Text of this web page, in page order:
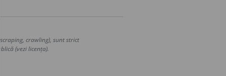
crawling), sunt strict
(vezi licența).